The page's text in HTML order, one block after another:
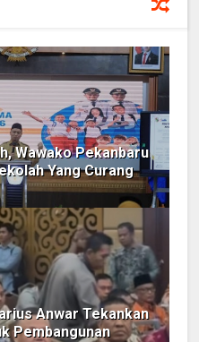
Wawako Pekanbaru
Yang Curang
Anwar Tekankan
Pembangunan